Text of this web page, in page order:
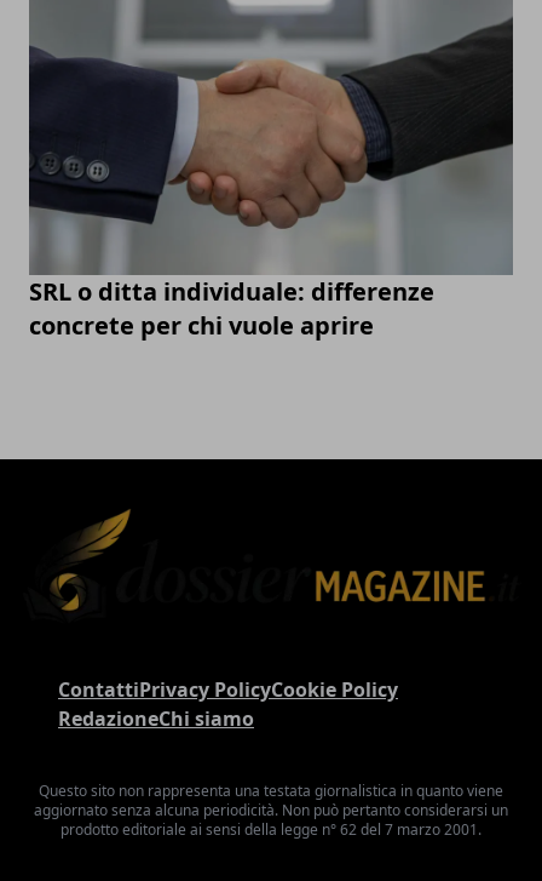
SRL o ditta individuale: differenze
concrete per chi vuole aprire
ContattiPrivacy PolicyCookie Policy
RedazioneChi siamo
Questo sito non rappresenta una testata giornalistica in quanto viene
aggiornato senza alcuna periodicità. Non può pertanto considerarsi un
prodotto editoriale ai sensi della legge n° 62 del 7 marzo 2001.